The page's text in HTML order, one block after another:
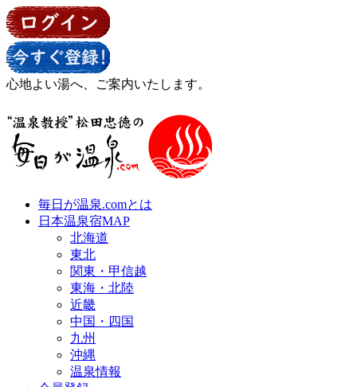
心地よい湯へ、ご案内いたします。
毎日が温泉.comとは
日本温泉宿MAP
北海道
東北
関東・甲信越
東海・北陸
近畿
中国・四国
九州
沖縄
温泉情報